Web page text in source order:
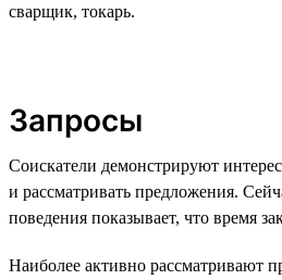
сварщик, токарь.
Запросы
Соискатели демонстрируют
и рассматривать предложения.
поведения показывает, что время
Наиболее активно рассматривают